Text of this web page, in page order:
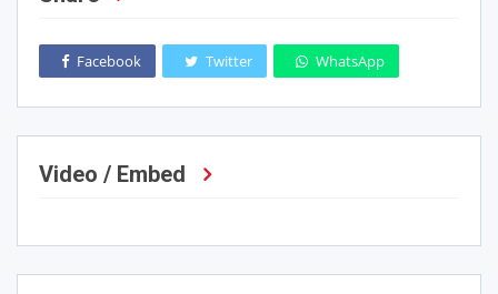
Facebook Twitter WhatsApp
Video / Embed